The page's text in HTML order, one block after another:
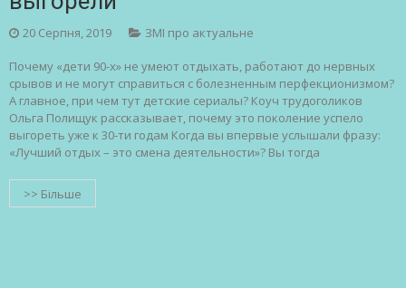
20 Серпня, 2019 ЗМІ про актуальне
Почему «дети 90-х» не умеют отдыхать, работают до нервных
срывов и не могут справиться с болезненным перфекционизмом?
А главное, при чем тут детские сериалы? Коуч трудоголиков
Ольга Полищук рассказывает, почему это поколение успело
выгореть уже к 30-ти годам Когда вы впервые услышали фразу:
«Лучший отдых – это смена деятельности»? Вы тогда
>> Більше